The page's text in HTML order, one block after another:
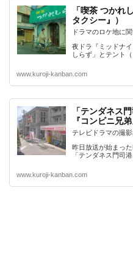
「喫茶 つかれ
タクシー』）
ドラマのロケ地に
夜ドラ『ミッドナ
しらず」とテント
www.kuroji-kanban.com
「テンダネス
『コンビニ兄弟
テレビドラマの撮
昨日放送が始まっ
「テンダネス門司
www.kuroji-kanban.com